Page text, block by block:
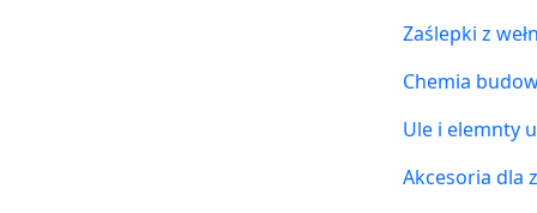
Zaślepki z
Chemia
Ule i elemnty
Akcesoria dla